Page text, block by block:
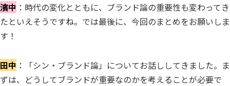
濱中 ：時代の変化とともに、ブランド論の重要性も変わってき
たといえそうですね。では最後に、今回のまとめをお願いしま
す！
田中 ：「シン・ブランド論」についてお話ししてきました。ま
ずは、どうしてブランドが重要なのかを考えることが必要で